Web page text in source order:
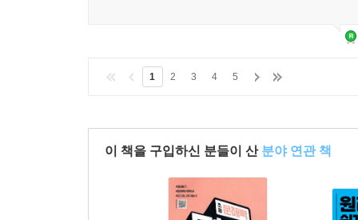
1 2 3 4 5
이 책을 구입하신 분들이 산 분야 연관 책